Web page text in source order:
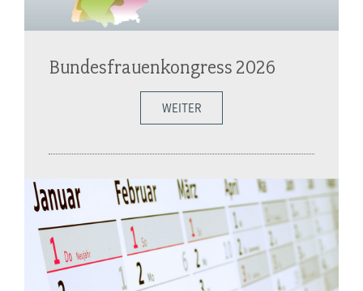
Bundesfrauenkongress 2026
WEITER